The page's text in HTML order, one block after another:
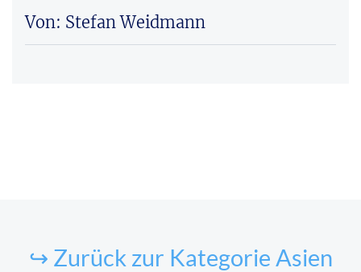
Von: Stefan Weidmann
↪ Zurück zur Kategorie Asien